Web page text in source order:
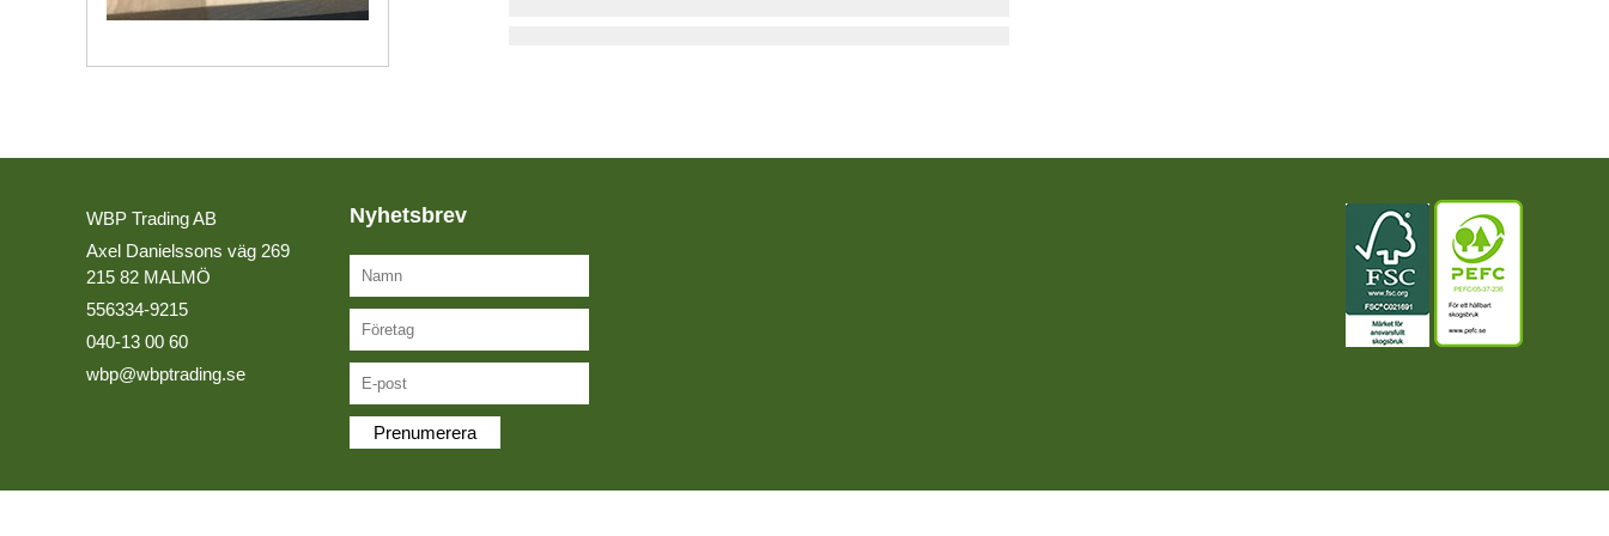
MELAMINBELAGDA SKIVOR
OLJOR
PLYWOOD
LAGERLISTA
WBP Trading AB
Axel Danielssons väg 269
215 82 MALMÖ
556334-9215
040-13 00 60
wbp@wbptrading.se
Nyhetsbrev
Prenumerera